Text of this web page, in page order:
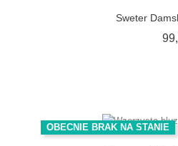
Sweter
OBECNIE BRAK NA STANIE